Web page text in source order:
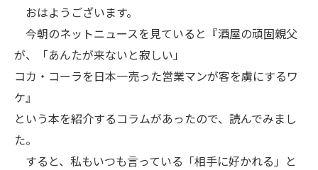
おはようございます。
今朝のネットニュースを見ていると『酒屋の頑固親父
が、「あんたが来ないと寂しい」
コカ・コーラを日本一売った営業マンが客を虜にするワ
ケ』
という本を紹介するコラムがあったので、読んでみまし
た。
すると、私もいつも言っている「相手に好かれる」と